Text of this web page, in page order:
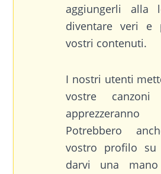
aggiungerli alla
diventare veri e
vostri contenuti.
I nostri utenti
vostre
Potrebbero
vostro profilo su
darvi una